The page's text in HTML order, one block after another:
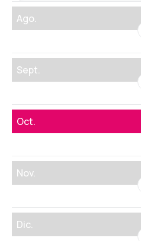
Ago.
Sept.
Oct.
Nov.
Dic.